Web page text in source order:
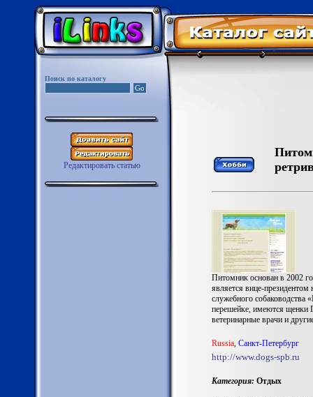
Поиск по каталогу
Редактировать статью
Питомник основан в 2002
является вице-
служебного
перешейке, имеются щенки
ветеринарные врачи и
Russia, Санкт-Петербург
http://www.dogs-spb.ru
Категория: Отдых